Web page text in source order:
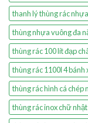
thanh lý thùng rác
thùng nhựa vuông đa
thùng rác 100 lít đạp
thùng rác 1100l 4 bánh
thùng rác hình cá chép
thùng rác inox chữ